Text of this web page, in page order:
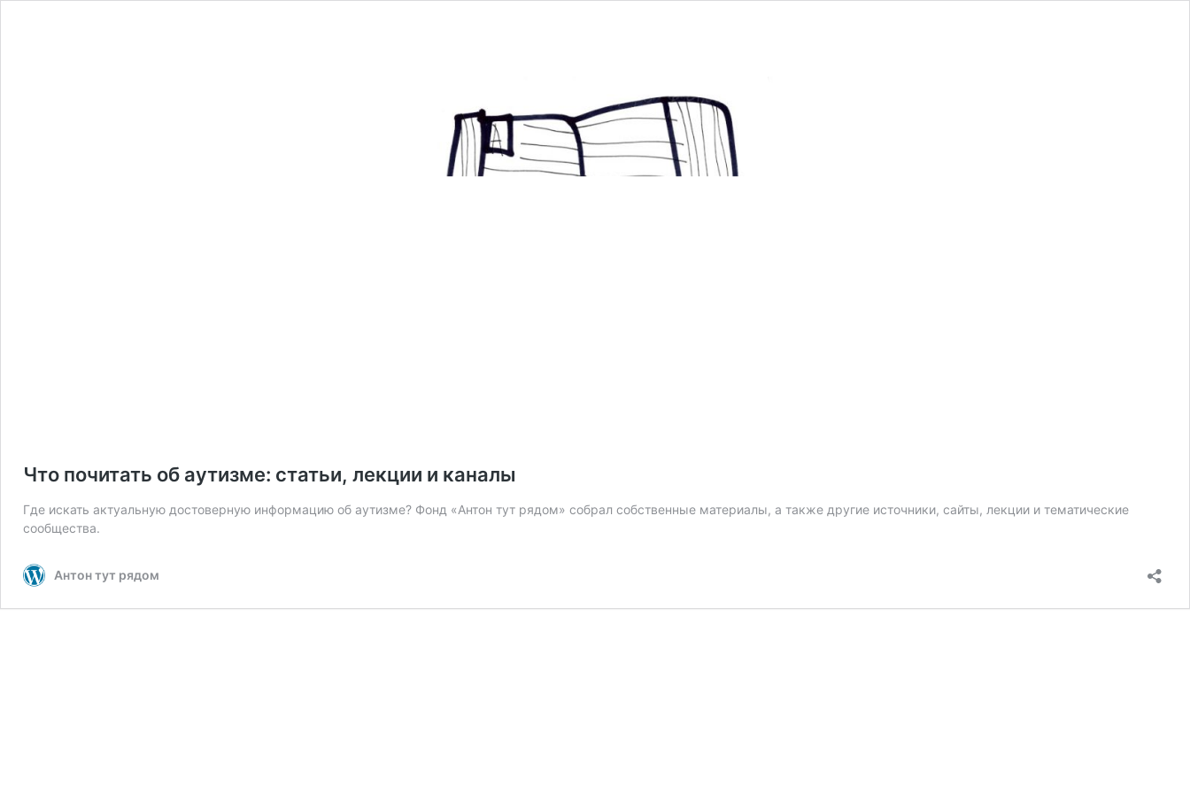
Что почитать об аутизме: статьи, лекции и каналы
Где искать актуальную достоверную информацию об аутизме? Фонд «Антон тут рядом» собрал собственные материалы, а также другие источники, сайты, лекции и тематические
сообщества.
Антон тут рядом